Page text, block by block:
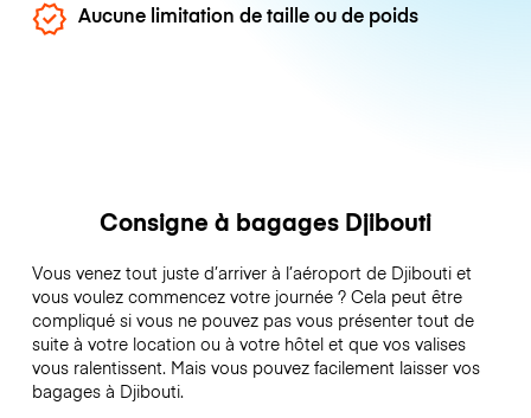
Aucune limitation de taille ou de poids
Consigne à bagages Djibouti
Vous venez tout juste d’arriver à l’aéroport de Djibouti et
vous voulez commencez votre journée ? Cela peut être
compliqué si vous ne pouvez pas vous présenter tout de
suite à votre location ou à votre hôtel et que vos valises
vous ralentissent. Mais vous pouvez facilement laisser vos
bagages à Djibouti.